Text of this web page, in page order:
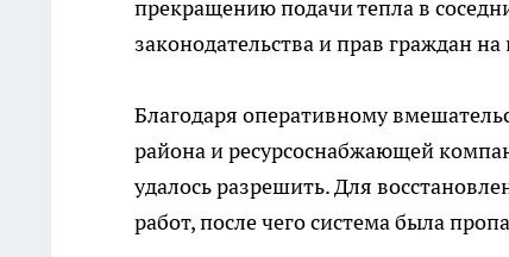
прекращению подачи тепла в
законодательства и прав граждан
Благодаря оперативному
района и ресурсоснабжающей
удалось разрешить. Для
работ, после чего система была